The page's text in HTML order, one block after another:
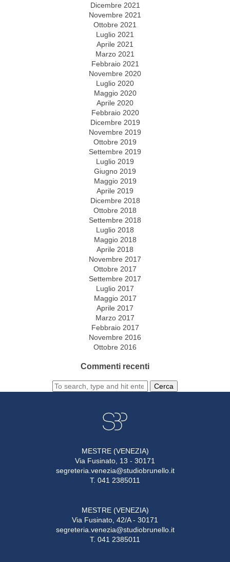
Dicembre 2021
Novembre 2021
Ottobre 2021
Luglio 2021
Aprile 2021
Marzo 2021
Febbraio 2021
Novembre 2020
Luglio 2020
Maggio 2020
Aprile 2020
Febbraio 2020
Dicembre 2019
Novembre 2019
Ottobre 2019
Settembre 2019
Luglio 2019
Giugno 2019
Maggio 2019
Aprile 2019
Dicembre 2018
Ottobre 2018
Settembre 2018
Luglio 2018
Maggio 2018
Aprile 2018
Novembre 2017
Ottobre 2017
Settembre 2017
Luglio 2017
Maggio 2017
Aprile 2017
Marzo 2017
Febbraio 2017
Novembre 2016
Ottobre 2016
Commenti recenti
Cerca
MESTRE (VENEZIA)
Via Fusinato, 13 - 30171
segreteria.venezia@studiobrunello.it
T. 041 2385011
MESTRE (VENEZIA)
Via Fusinato, 42/A - 30171
segreteria.venezia@studiobrunello.it
T. 041 2385011